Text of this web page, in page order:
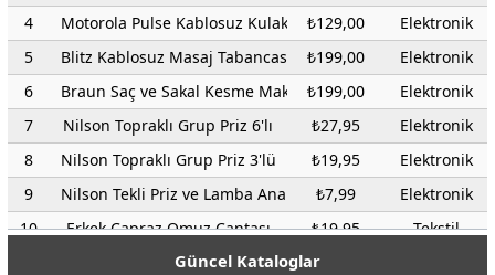
4
Motorola Pulse Kablosuz Kulaklık ₺129,00
Elektronik
5
Blitz Kablosuz Masaj Tabancası ₺199,00
Elektronik
6
Braun Saç ve Sakal Kesme Makinesi₺199,00
Elektronik
7
Nilson Topraklı Grup Priz 6'lı ₺27,95
Elektronik
8
Nilson Topraklı Grup Priz 3'lü ₺19,95
Elektronik
9
Nilson Tekli Priz ve Lamba Anahtarı₺7,99
Elektronik
10
Erkek Çapraz Omuz Çantası ₺19,95
Tekstil
Erkek Deri Kemer ₺26,95
Güncel Kataloglar